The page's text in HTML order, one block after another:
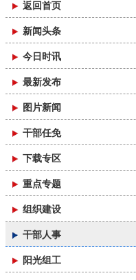
返回首页
新闻头条
今日时讯
最新发布
图片新闻
干部任免
下载专区
重点专题
组织建设
干部人事
阳光组工